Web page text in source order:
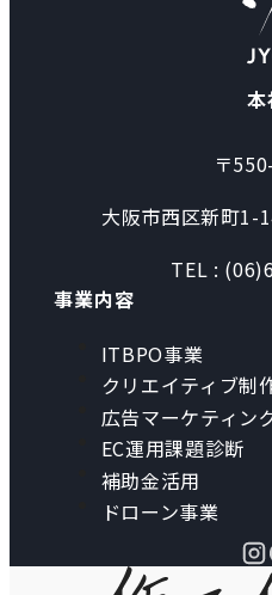
本
〒
大阪市西区新町1-
TEL :
事業内容
ITBPO事業
クリエイティブ制
広告マーケティン
EC運用課題診断
補助金活用
ドローン事業